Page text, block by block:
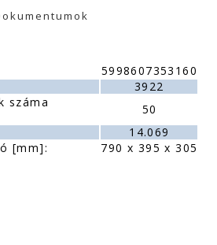
5998607353160
3922
száma
50
14.069
[mm]:
790 x 395 x 305